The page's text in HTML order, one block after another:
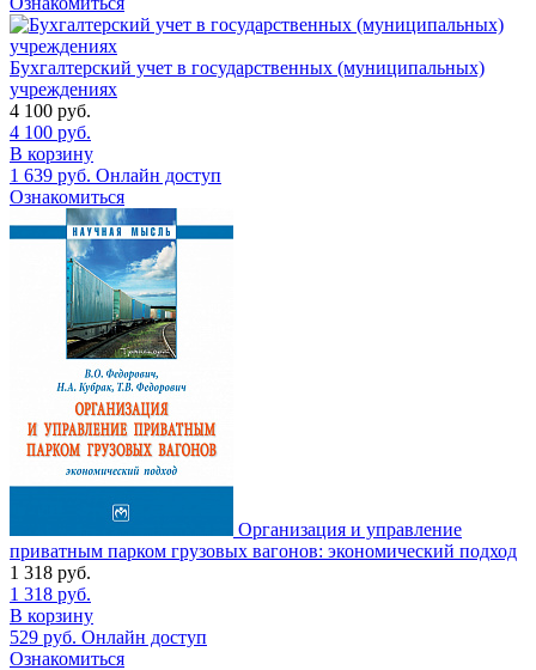
Бухгалтерский учет в государственных (муниципальных)
учреждениях
4 100 руб.
4 100 руб.
В корзину
1 639 руб. Онлайн доступ
Ознакомиться
Организация и управление
приватным парком грузовых вагонов: экономический подход
1 318 руб.
1 318 руб.
В корзину
529 руб. Онлайн доступ
Ознакомиться